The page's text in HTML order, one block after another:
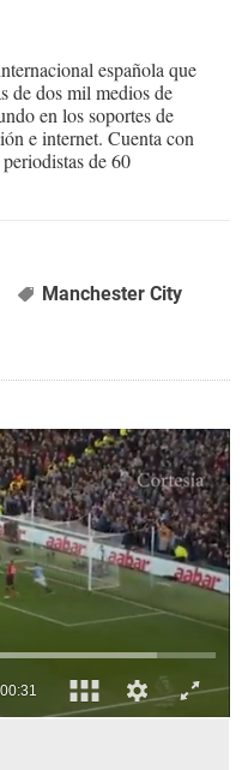
española que
de dos mil medios de
en los soportes de
e internet. Cuenta con
de 60
Manchester City